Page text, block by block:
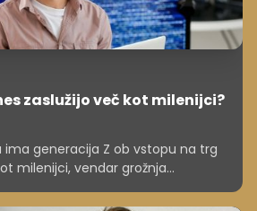
zaslužijo več kot milenijci?
ima generacija Z ob vstopu na trg
milenijci, vendar grožnja
še vedno obstajata.